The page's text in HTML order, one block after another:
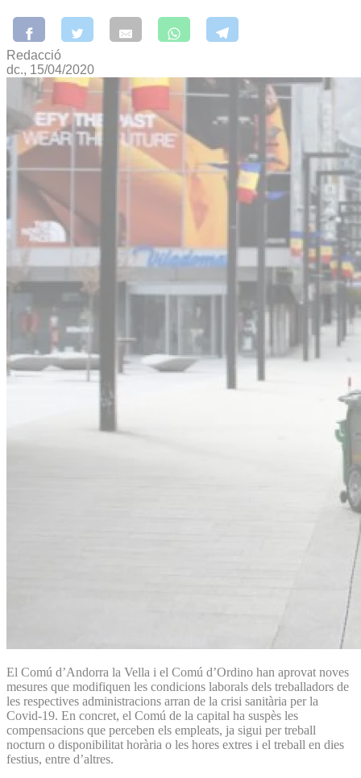
Redacció
dc., 15/04/2020
El Comú d’Andorra la Vella i el Comú d’Ordino han aprovat noves
mesures que modifiquen les condicions laborals dels treballadors de
les respectives administracions arran de la crisi sanitària per la
Covid-19. En concret, el Comú de la capital ha suspès les
compensacions que perceben els empleats, ja sigui per treball
nocturn o disponibilitat horària o les hores extres i el treball en dies
festius, entre d’altres.